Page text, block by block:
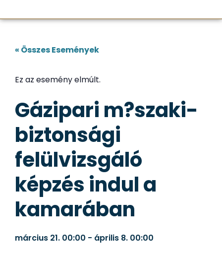
« Összes Események
Ez az esemény elmúlt.
Gázipari m?szaki-
biztonsági
felülvizsgáló
képzés indul a
kamarában
március 21. 00:00 - április 8. 00:00